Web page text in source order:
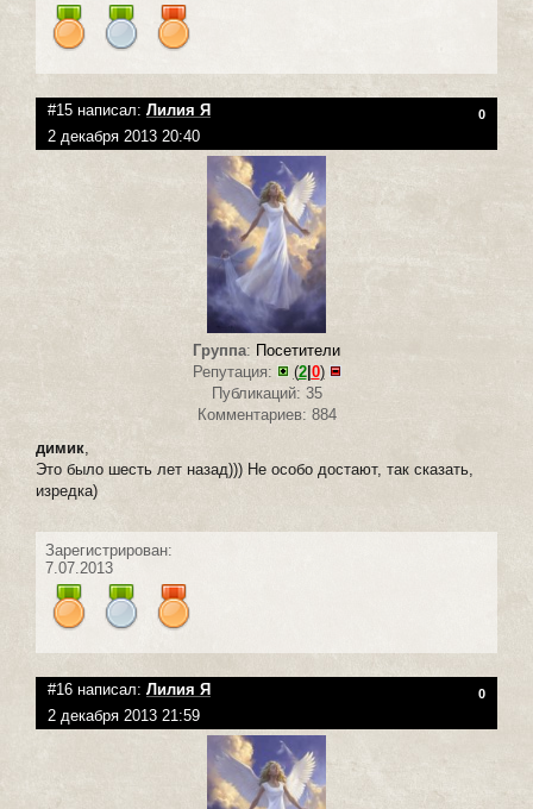
#15 написал: Лилия Я 0
2 декабря 2013 20:40
Группа: Посетители
Репутация:
(2| 0)
Публикаций: 35
Комментариев: 884
димик,
Это было шесть лет назад))) Не особо достают, так сказать,
изредка)
Зарегистрирован:
7.07.2013
#16 написал: Лилия Я 0
2 декабря 2013 21:59